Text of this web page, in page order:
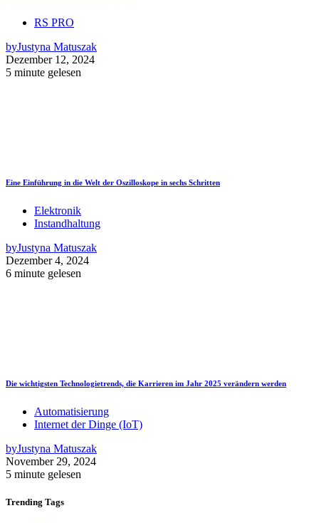
RS PRO
byJustyna Matuszak
Dezember 12, 2024
5 minute gelesen
Eine Einführung in die Welt der Oszilloskope in sechs Schritten
Elektronik
Instandhaltung
byJustyna Matuszak
Dezember 4, 2024
6 minute gelesen
Die wichtigsten Technologietrends, die Karrieren im Jahr 2025 verändern werden
Automatisierung
Internet der Dinge (IoT)
byJustyna Matuszak
November 29, 2024
5 minute gelesen
Trending Tags